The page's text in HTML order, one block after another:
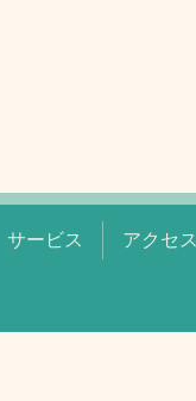
サービス アクセス